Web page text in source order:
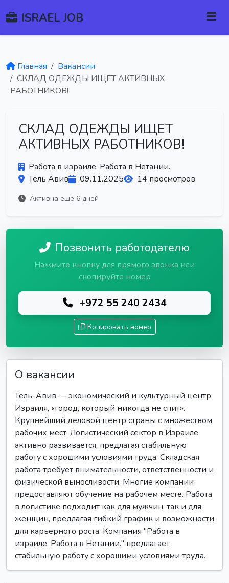
ISRAEL JOB
Главная
Вакансии
СКЛАД ОДЕЖДЫ ИЩЕТ АКТИВНЫХ
РАБОТНИКОВ!
СКЛАД ОДЕЖДЫ ИЩЕТ
АКТИВНЫХ РАБОТНИКОВ!
Работа в израиле. Работа в Нетании.
Тель Авив
09.11.2025 14 просмотров
Активна ещё 6 дней
Позвонить работодателю
Нажмите кнопку для прямого звонка или
скопируйте номер
+972 55 240 2434
Копировать номер
О вакансии
Тель-Авив — экономический и культурный центр
Израиля, «город, который никогда не спит».
Крупнейший деловой центр страны с множеством
рабочих мест. Логистический сектор в Израиле
активно развивается, предлагая стабильную
работу с хорошими условиями труда. Складская
работа требует внимательности, ответственности и
физической выносливости. Многие компании
предоставляют обучение на рабочем месте. Работа
в логистике подходит как для мужчин, так и для
женщин, предлагая гибкий график и возможности
для карьерного роста. Компания "Работа в
израиле. Работа в Нетании." предлагает
стабильную работу с хорошими условиями труда.